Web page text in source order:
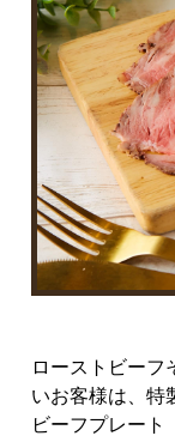
ローストビーフ
いお客様は、特
ビーフプレート